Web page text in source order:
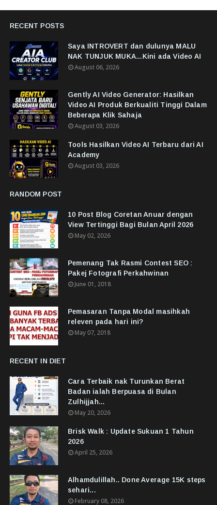
RECENT POSTS
Saya INTROVERT dan dulunya MALU
NAK TUNJUK MUKA...Kini ada Video AI
August 06, 2026
Gently AI Video Generator: Hasilkan
Video AI Produk Berkualiti Tinggi Dalam
Beberapa Klik Sahaja
August 03, 2026
Tools Hasilkan Video AI Terbaru dari AI
Academy
August 03, 2026
RANDOM POST
10 Post Blog Coretan Anuar dengan
View Tertinggi Bagi Bulan April 2026
May 02, 2026
Pemenang Tak Rasmi Contest SEO :
Pakej Fotografi Perkahwinan
June 01, 2018
Pemasaran Tanpa Modal masihkah
releven pada hari ini?
May 07, 2018
RECENT IN DIET
Cara Terbaik nak Turunkan Berat
Badan ialah Berpuasa di Bulan
Zulhijjah...
May 20, 2026
Brisk Walk : Update Sukuan 1 Tahun
2026
April 25, 2026
Alhamdulillah.. Done Average 15K steps
sehari...
February 08, 2026